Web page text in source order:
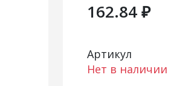
162.84 ₽
Артикул
Нет в наличии